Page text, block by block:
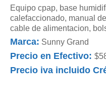
Equipo cpap, base
calefaccionado, manual
cable de alimentacion,
Marca: Sunny Grand
Precio en Efectivo:
Precio iva incluido